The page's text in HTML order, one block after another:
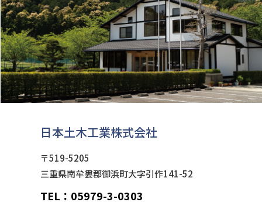
日本土木工業株式会社
〒519-5205
三重県南牟婁郡御浜町大字引作141-52
TEL：05979-3-0303